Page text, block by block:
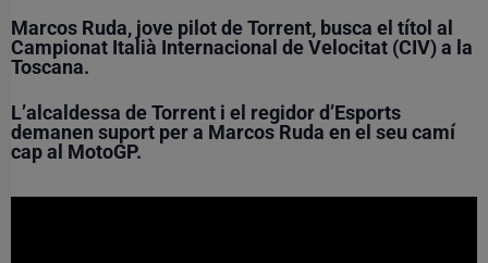
Marcos Ruda, jove pilot de Torrent, busca el títol al
Campionat Italià Internacional de Velocitat (CIV) a la
Toscana.
L’alcaldessa de Torrent i el regidor d’Esports
demanen suport per a Marcos Ruda en el seu camí
cap al MotoGP.